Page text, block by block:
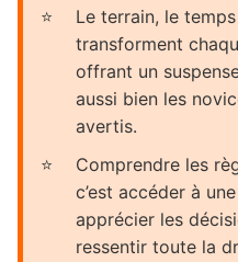
Le terrain, le
transforment
offrant un
aussi bien les
avertis.
Comprendre les
c’est accéder à
apprécier les
ressentir toute la